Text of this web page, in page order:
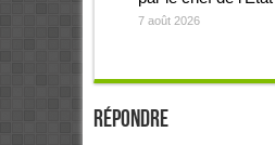
7 août 2026
Répondre